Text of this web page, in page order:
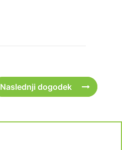
Naslednji dogodek